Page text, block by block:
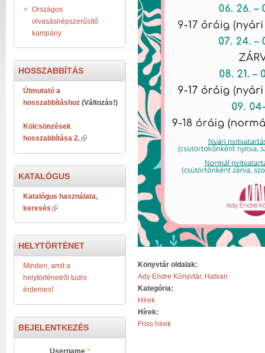
Könyvtár oldalak:
Ady Endre Könyvtár, Hatvan
Kategória:
Hírek
Hírek:
Friss hírek
Országos
olvasásnépszerűsítő
kampány
HOSSZABBÍTÁS
Útmutató a
hosszabbításhoz (Változás!)
Kölcsönzések
hosszabbítása 2.
KATALÓGUS
Katalógus használata,
keresés
HELYTÖRTÉNET
Minden, amit a
helytörténetről tudni
érdemes!
BEJELENTKEZÉS
Username *